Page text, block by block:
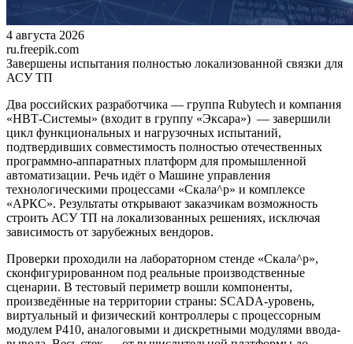
4 августа 2026
ru.freepik.com
Завершены испытания полностью локализованной связки для
АСУ ТП
Два российских разработчика — группа Rubytech и компания
«НВТ-Системы» (входит в группу «Эксара») — завершили
цикл функциональных и нагрузочных испытаний,
подтвердивших совместимость полностью отечественных
программно-аппаратных платформ для промышленной
автоматизации. Речь идёт о Машине управления
технологическими процессами «Скала^р» и комплексе
«АРКС». Результаты открывают заказчикам возможность
строить АСУ ТП на локализованных решениях, исключая
зависимость от зарубежных вендоров.
Проверки проходили на лабораторном стенде «Скала^р»,
сконфигурированном под реальные производственные
сценарии. В тестовый периметр вошли компоненты,
произведённые на территории страны: SCADA-уровень,
виртуальный и физический контроллеры с процессорным
модулем P410, аналоговыми и дискретными модулями ввода-